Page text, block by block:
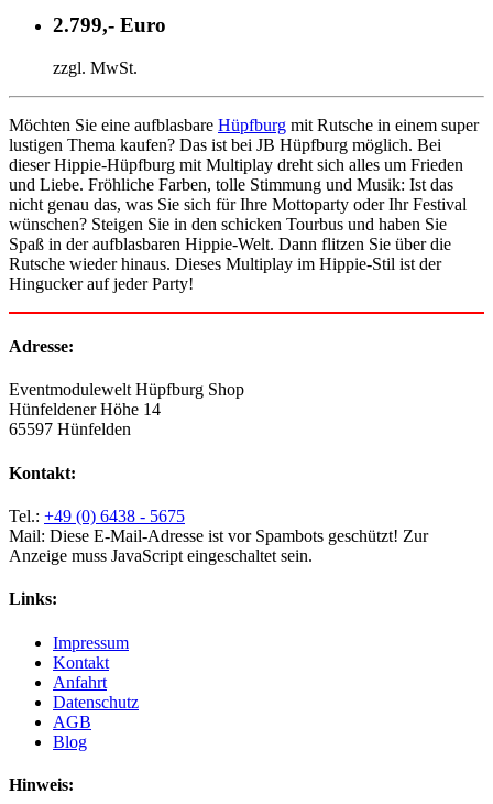
2.799,- Euro
zzgl. MwSt.
Möchten Sie eine aufblasbare Hüpfburg mit Rutsche in einem super
lustigen Thema kaufen? Das ist bei JB Hüpfburg möglich. Bei
dieser Hippie-Hüpfburg mit Multiplay dreht sich alles um Frieden
und Liebe. Fröhliche Farben, tolle Stimmung und Musik: Ist das
nicht genau das, was Sie sich für Ihre Mottoparty oder Ihr Festival
wünschen? Steigen Sie in den schicken Tourbus und haben Sie
Spaß in der aufblasbaren Hippie-Welt. Dann flitzen Sie über die
Rutsche wieder hinaus. Dieses Multiplay im Hippie-Stil ist der
Hingucker auf jeder Party!
Adresse:
Eventmodulewelt Hüpfburg Shop
Hünfeldener Höhe 14
65597 Hünfelden
Kontakt:
Tel.: +49 (0) 6438 - 5675
Mail: Diese E-Mail-Adresse ist vor Spambots geschützt! Zur
Anzeige muss JavaScript eingeschaltet sein.
Links:
Impressum
Kontakt
Anfahrt
Datenschutz
AGB
Blog
Hinweis: